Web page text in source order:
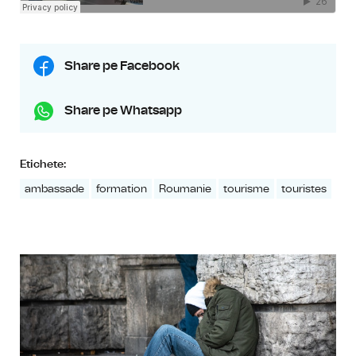
Share pe Facebook
Share pe Whatsapp
Etichete:
ambassade formation Roumanie tourisme touristes